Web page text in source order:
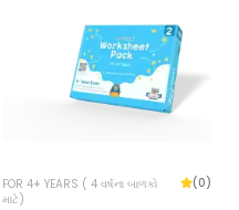
FOR 4+ YEARS ( 4 વર્ષના બાળકો
માટે)
(0)